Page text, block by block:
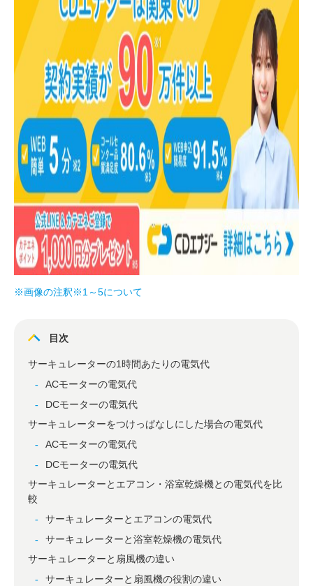
※画像の注釈※1～5について
目次
サーキュレーターの1時間あたりの電気代
ACモーターの電気代
DCモーターの電気代
サーキュレーターをつけっぱなしにした場合の電気代
ACモーターの電気代
DCモーターの電気代
サーキュレーターとエアコン・浴室乾燥機との電気代を比
較
サーキュレーターとエアコンの電気代
サーキュレーターと浴室乾燥機の電気代
サーキュレーターと扇風機の違い
サーキュレーターと扇風機の役割の違い